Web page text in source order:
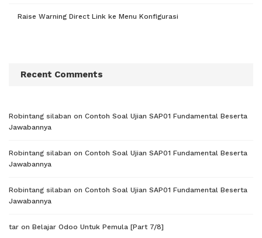
Raise Warning Direct Link ke Menu Konfigurasi
Recent Comments
Robintang silaban on Contoh Soal Ujian SAP01 Fundamental Beserta
Jawabannya
Robintang silaban on Contoh Soal Ujian SAP01 Fundamental Beserta
Jawabannya
Robintang silaban on Contoh Soal Ujian SAP01 Fundamental Beserta
Jawabannya
tar on Belajar Odoo Untuk Pemula [Part 7/8]